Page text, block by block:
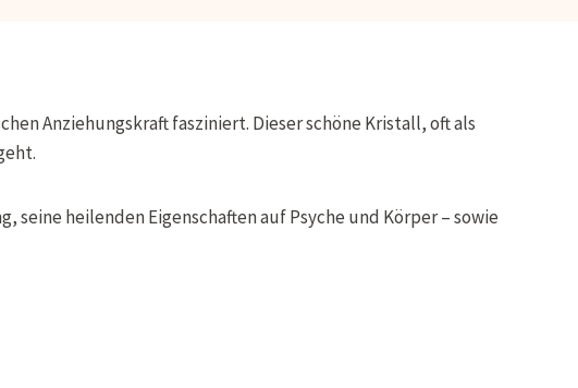
Anziehungskraft fasziniert. Dieser schöne Kristall, oft als
heilenden Eigenschaften auf Psyche und Körper – sowie